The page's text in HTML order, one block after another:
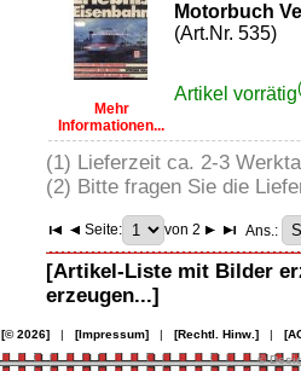
Mehr
Informationen...
Motorbuch
(Art.Nr. 535)
Artikel vorrätig
(1) Lieferzeit ca. 2-3
(2) Bitte fragen Sie die
Seite: von 2 Ans.:
[Artikel-Liste mit Bilder
erzeugen...]
[© 2026]| [Impressum]| [Rechtl. Hinw.]|
©